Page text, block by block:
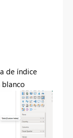
de índice
blanco